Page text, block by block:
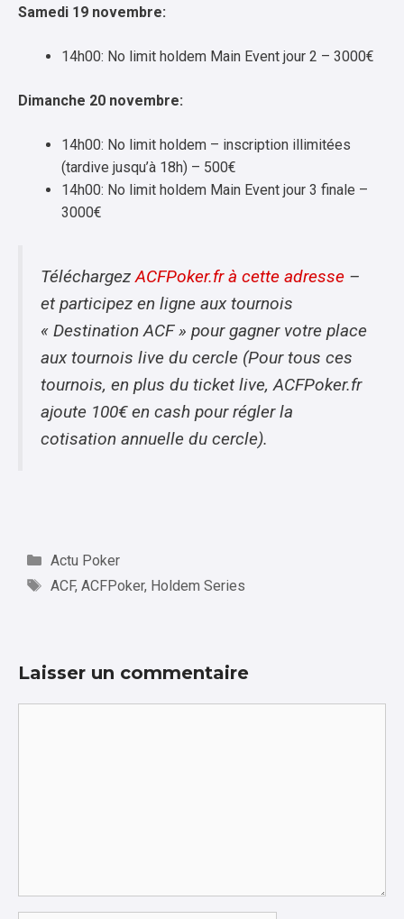
Samedi 19 novembre:
14h00: No limit holdem Main Event jour 2 – 3000€
Dimanche 20 novembre:
14h00: No limit holdem – inscription illimitées
(tardive jusqu’à 18h) – 500€
14h00: No limit holdem Main Event jour 3 finale –
3000€
TéléchargezACFPoker.fr à cette adresse –
et participez en ligne aux tournois
« Destination ACF » pour gagner votre place
aux tournois live du cercle (Pour tous ces
tournois, en plus du ticket live, ACFPoker.fr
ajoute 100€ en cash pour régler la
cotisation annuelle du cercle).
Catégories
Actu Poker
Étiquettes
ACF, ACFPoker, Holdem Series
Laisser un commentaire